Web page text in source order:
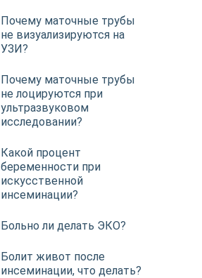
Почему маточные трубы
не визуализируются на
УЗИ?
Почему маточные трубы
не лоцируются при
ультразвуковом
исследовании?
Какой процент
беременности при
искусственной
инсеминации?
Больно ли делать ЭКО?
Болит живот после
инсеминации, что делать?